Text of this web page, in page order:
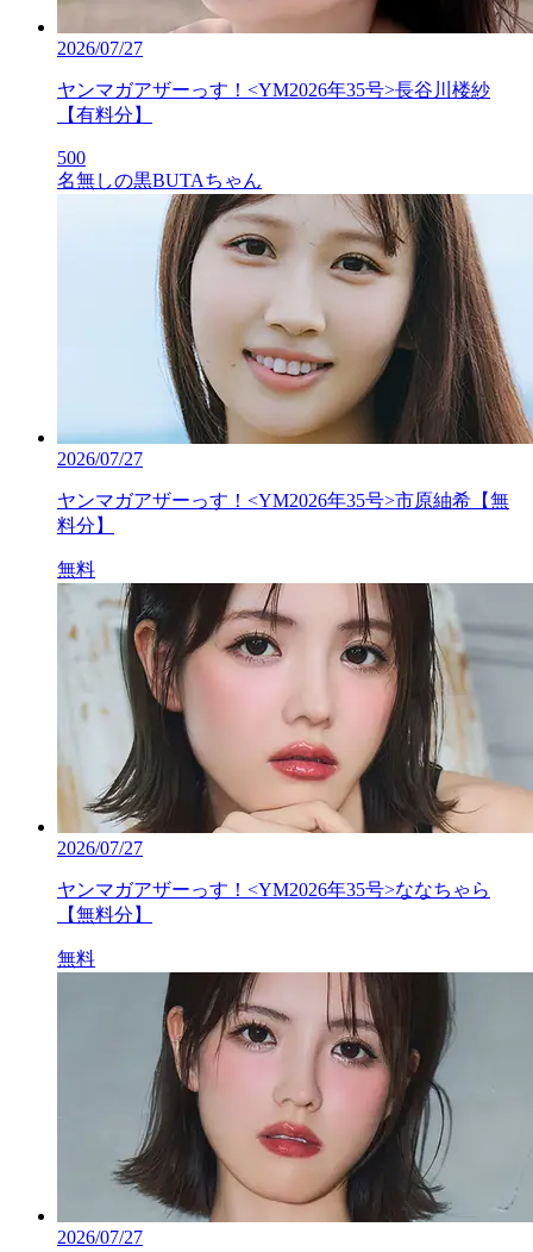
2026/07/27
ヤンマガアザーっす！<YM2026年35号>長谷川楼紗
【有料分】
500
名無しの黒BUTAちゃん
2026/07/27
ヤンマガアザーっす！<YM2026年35号>市原紬希【無
料分】
無料
2026/07/27
ヤンマガアザーっす！<YM2026年35号>ななちゃら
【無料分】
無料
2026/07/27